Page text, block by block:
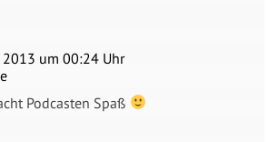
2013 um 00:24 Uhr
Podcasten Spaß